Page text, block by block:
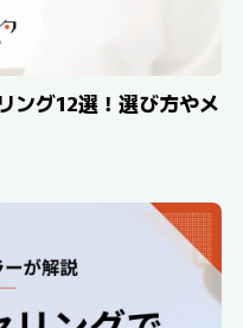
ング12選！選び方やメ